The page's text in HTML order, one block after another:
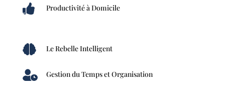
 Productivité à Domicile
 Le Rebelle Intelligent
 Gestion du Temps et Organisation